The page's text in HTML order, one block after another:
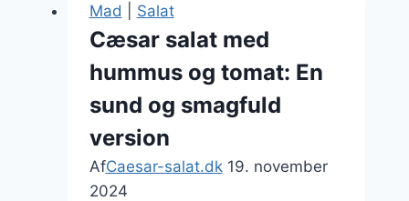
Mad Salat
Cæsar salat med
hummus og tomat: En
sund og smagfuld
version
AfCaesar-salat.dk 19. november
2024